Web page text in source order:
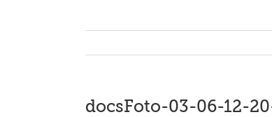
docsFoto-03-06-12-